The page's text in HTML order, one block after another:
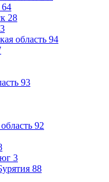
64
28
3
область 94
93
92
3
88